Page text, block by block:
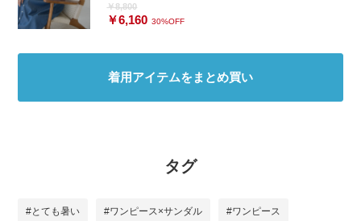
￥8,800
￥6,160 30%OFF
着用アイテムをまとめ買い
タグ
#とても暑い #ワンピース×サンダル #ワンピース